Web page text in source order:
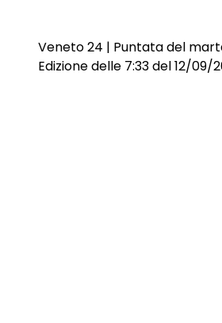
Veneto 24 | Puntata del
Edizione delle 7:33 del 12/09/